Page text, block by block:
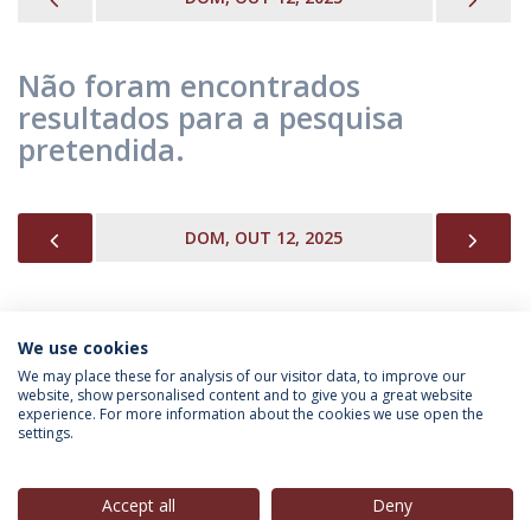
Não foram encontrados
resultados para a pesquisa
pretendida.
DOM, OUT 12, 2025
INFORMAÇÃO PARA
We use cookies
We may place these for analysis of our visitor data, to improve our
website, show personalised content and to give you a great website
experience. For more information about the cookies we use open the
settings.
Accept all Deny